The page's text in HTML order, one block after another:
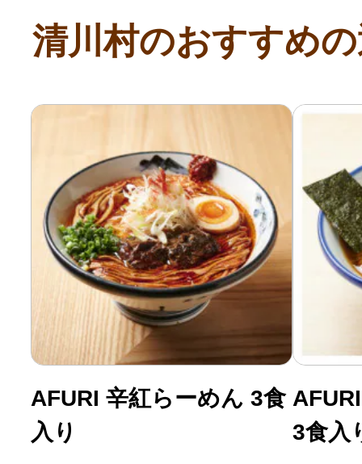
給与所得者版
副業・パラレルワーカー
個人事業主・フリーラン
個人事業・フリーランス
ふるさと納税の基礎知識
10秒ぴったり診断
清川村のおすすめ
AFURI 辛紅らーめん 3食
入り
3食入